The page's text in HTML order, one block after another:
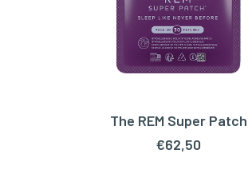
TOEVOEGEN AAN
The REM Super Patch
€62,50